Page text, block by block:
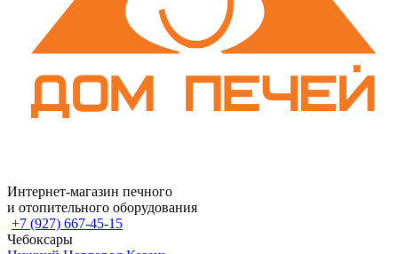
Интернет-магазин печного
и отопительного оборудования
+7 (927) 667-45-15
Чебоксары